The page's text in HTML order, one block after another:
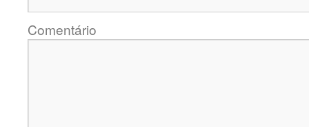
Comentário